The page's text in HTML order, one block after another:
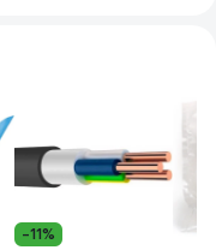
-11%